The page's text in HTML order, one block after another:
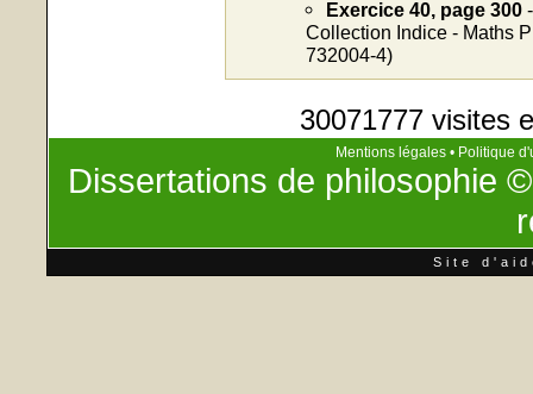
Exercice 40, page 300
Collection Indice - Maths
732004-4)
30071777 visites
Mentions légales • Politique
Dissertations de philosophie
Site